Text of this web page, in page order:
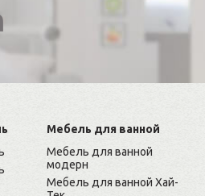
Мебель для ванной
Мебель для ванной
модерн
Мебель для ванной Хай-